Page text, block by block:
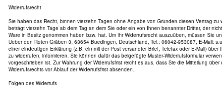
Widerrufsrecht
Sie haben das Recht, binnen vierzehn Tagen ohne Angabe von Gründen diesen Vertrag zu
beträgt vierzehn Tage ab dem Tag an dem Sie oder ein von Ihnen benannter Dritter, der
Ware in Besitz genommen haben bzw. hat. Um Ihr Widerrufsrecht auszuüben, müssen Sie
Ueber den Roten Gräben 3, 63654 Buedingen, Deutschland, Tel.: 06042-953087, E-Mail:
einer eindeutigen Erklärung (z.B. ein mit der Post versandter Brief, Telefax oder E-Mail) über
zu widerrufen, informieren. Sie können dafür das beigefügte Muster-Widerrufsformular
vorgeschrieben ist. Zur Wahrung der Widerrufsfrist reicht es aus, dass Sie die Mitteilung
Widerrufsrechts vor Ablauf der Widerrufsfrist absenden.
Folgen des Widerrufs